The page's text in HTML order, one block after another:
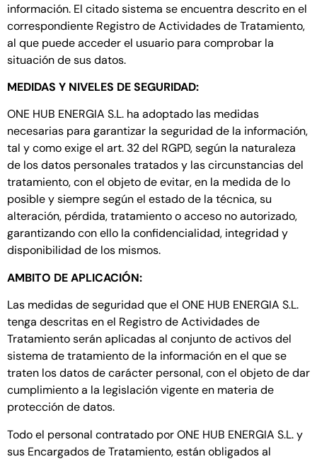
información. El citado sistema se encuentra descrito en el
correspondiente Registro de Actividades de Tratamiento,
al que puede acceder el usuario para comprobar la
situación de sus datos.
MEDIDAS Y NIVELES DE SEGURIDAD:
ONE HUB ENERGIA S.L. ha adoptado las medidas
necesarias para garantizar la seguridad de la información,
tal y como exige el art. 32 del RGPD, según la naturaleza
de los datos personales tratados y las circunstancias del
tratamiento, con el objeto de evitar, en la medida de lo
posible y siempre según el estado de la técnica, su
alteración, pérdida, tratamiento o acceso no autorizado,
garantizando con ello la confidencialidad, integridad y
disponibilidad de los mismos.
AMBITO DE APLICACIÓN:
Las medidas de seguridad que el ONE HUB ENERGIA S.L.
tenga descritas en el Registro de Actividades de
Tratamiento serán aplicadas al conjunto de activos del
sistema de tratamiento de la información en el que se
traten los datos de carácter personal, con el objeto de dar
cumplimiento a la legislación vigente en materia de
protección de datos.
Todo el personal contratado por ONE HUB ENERGIA S.L. y
sus Encargados de Tratamiento, están obligados al